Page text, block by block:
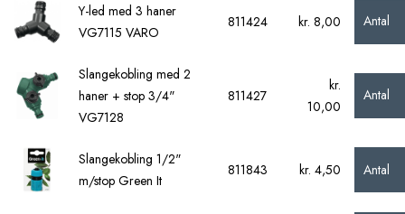
Y-led med 3 haner
VG7115 VARO
811424 kr. 8,00 Antal
Slangekobling med 2
haner + stop 3/4"
VG7128
811427
kr.
10,00
Antal
Slangekobling 1/2"
m/stop Green It
811843 kr. 4,50 Antal